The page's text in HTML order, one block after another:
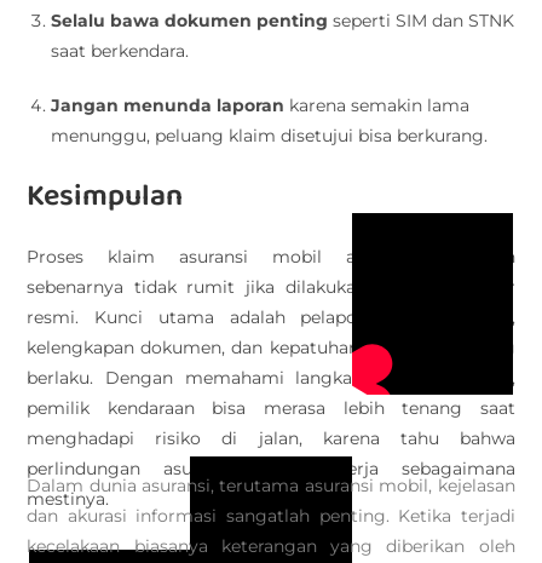
Selalu bawa dokumen penting seperti SIM dan STNK
saat berkendara.
Jangan menunda laporan karena semakin lama
menunggu, peluang klaim disetujui bisa berkurang.
Kesimpulan
Proses klaim asuransi mobil akibat kecelakaan
sebenarnya tidak rumit jika dilakukan sesuai prosedur
resmi. Kunci utama adalah pelaporan tepat waktu,
kelengkapan dokumen, dan kepatuhan pada aturan yang
berlaku. Dengan memahami langkah-langkah di atas,
pemilik kendaraan bisa merasa lebih tenang saat
menghadapi risiko di jalan, karena tahu bahwa
perlindungan asuransi akan bekerja sebagaimana
mestinya.
Dalam dunia asuransi, terutama asuransi mobil, kejelasan
dan akurasi informasi sangatlah penting. Ketika terjadi
kecelakaan biasanya keterangan yang diberikan oleh